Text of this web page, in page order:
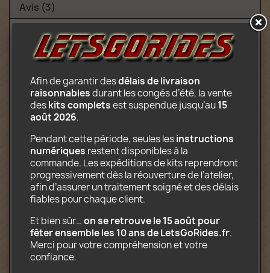
Avis (3)
Contenu:
Manège complet (plateforme ronde
tournant sur 3 axes)
Caisse
2 remorques de transport
Imprimé sur des décorations de papier
photo
CD-ROM contenant les instructions de
montage et de transport (.pdf) et les
décors (.jpg)
En option (kit motorisé complet):
3 moteurs et boîte à piles
Télécommande et récepteur
infrarouge compatibles Lego Power
Function
Afin de garantir des délais de livraison
raisonnables durant les congés d’été, la vente
des kits complets est suspendue jusqu’au 15
août 2026.
Pendant cette période, seules les instructions
numériques restent disponibles à la
commande. Les expéditions de kits reprendront
progressivement dès la réouverture de l’atelier,
afin d’assurer un traitement soigné et des délais
fiables pour chaque client.
Et bien sûr… on se retrouve le 15 août pour
fêter ensemble les 10 ans de LetsGoRides.fr.
Merci pour votre compréhension et votre
confiance.